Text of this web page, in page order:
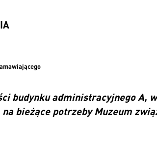
budynku administracyjnego A,
bieżące potrzeby Muzeum